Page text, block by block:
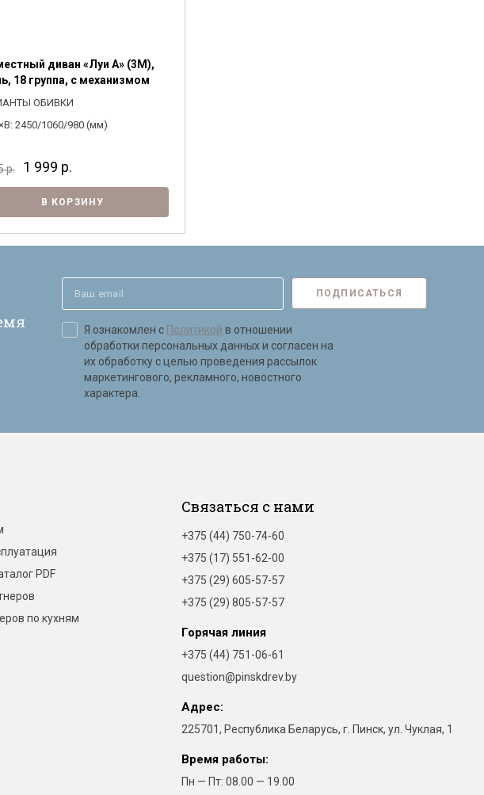
отношении
данных и
диван «Луи А» (3M),
18 группа, с механизмом
ОБИВКИ
2450/1060/980 (мм)
р. 1 999 р.
В КОРЗИНУ
ПОДПИСАТЬСЯ
Я ознакомлен с Политикой в отношении
обработки персональных данных и согласен на
их обработку с целью проведения рассылок
маркетингового, рекламного, новостного
характера.
PDF
по кухням
Связаться с нами
+375 (44) 750-74-60
+375 (17) 551-62-00
+375 (29) 605-57-57
+375 (29) 805-57-57
Горячая линия
+375 (44) 751-06-61
question@pinskdrev.by
Адрес:
225701, Республика Беларусь, г. Пинск, ул. Чуклая, 1
Время работы:
Пн — Пт: 08.00 — 19.00